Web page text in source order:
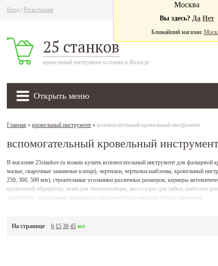
Вход Регистрация
25 станков
кровельный инструмент и станки в Вологде
Открыть меню
Москва
Вы здесь? Да Нет
Ближайший магазин:
Главная » кровельный инструмент » вспомогательный кровельный инструмент
вспомогательный кровельный инструмент
В магазине 25stankov.ru можно купить вспомогательный инструмент для
малые, сварочные зажимные клещи), чертилки, чертилки-шаблоны, кровельный
250, 300, 500 мм), строительные угольники различных размеров, кернеры
кровельной обрешётки, ножи для теплоизоляции, аксессуары для пайки, шаблоны
листогибах, специальные карандаши для разметки по металлу, стеклу, керамике.
На странице 6 15 30 45 все